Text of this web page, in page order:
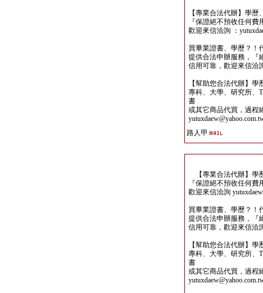
【專業合法代辦】學
『保證絕不預收任何
歡迎來信洽詢 ：
買畢業證書、學歷？！
提供合法申辦服務，『
信用可靠，歡迎來信洽
【幫助您合法代辦】
專科、大學、研究所、
書
或其它商品代買，過程
路人甲
【專業合法代辦】學
『保證絕不預收任何
歡迎來信洽詢
買畢業證書、學歷？！
提供合法申辦服務，『
信用可靠，歡迎來信洽
【幫助您合法代辦】
專科、大學、研究所、
書
或其它商品代買，過程